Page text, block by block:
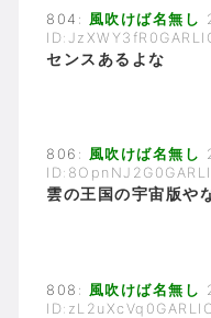
804: 風吹けば名無し
センスあるよな
806: 風吹けば名無し
雲の王国の宇宙版や
808: 風吹けば名無し